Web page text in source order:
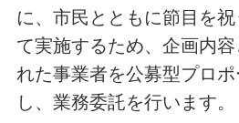
に、市民とともに節目を
て実施するため、企画内
れた事業者を公募型プロ
し、業務委託を行います。